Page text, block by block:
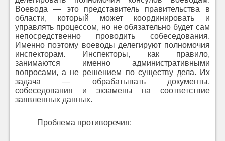
Воевода — это представитель правительства в
области, который может координировать и
управлять процессом, но не обязательно будет сам
непосредственно проводить собеседования.
Именно поэтому воеводы делегируют полномочия
инспекторам. Инспекторы, как правило,
занимаются именно административными
вопросами, а не решением по существу дела. Их
задача — обрабатывать документы,
собеседования и экзамены на соответствие
заявленных данных.
Проблема противоречия: